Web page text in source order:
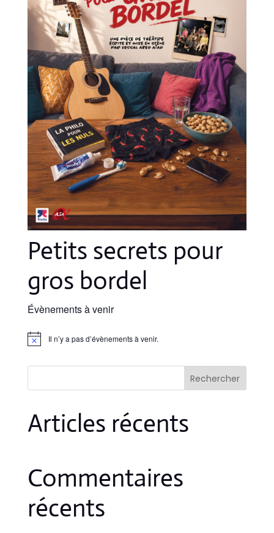
Petits secrets pour
gros bordel
Évènements à venir
Notice Il n’y a pas d’évènements à venir.
Rechercher
Articles récents
Commentaires
récents